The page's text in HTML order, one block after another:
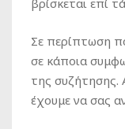
βρίσκεται επί
Σε περίπτωση
σε κάποια
της συζήτησης.
έχουμε να σας